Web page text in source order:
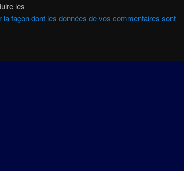
les
la façon dont les données de vos commentaires sont